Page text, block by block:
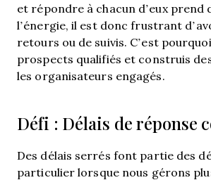
et répondre à chacun d’eux prend
l’énergie, il est donc frustrant
retours ou de suivis. C’est
prospects qualifiés et construis
les organisateurs engagés.
Défi : Délais de réponse
Des délais serrés font partie des
particulier lorsque nous gérons